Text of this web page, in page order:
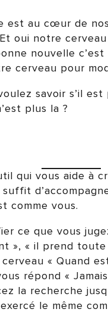
est au cœur de
oui notre
nouvelle
cerveau pour
savoir s’il
plus la ?
qui vous aide à
comme vous.
ce que vous
», « il prend toute
« Quand
répond «
la recherche
le même